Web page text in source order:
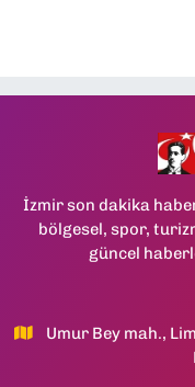
İzmir son dakika
bölgesel, spor,
güncel
Umur Bey mah.,